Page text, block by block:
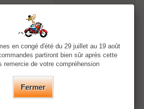
liste d'envies
en congé d'été du 29 juillet au 19 août
partiront bien sûr après cette
remercie de votre compréhension
Fermer